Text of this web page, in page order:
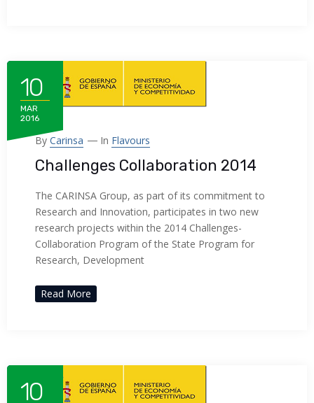
10
MAR
2016
By Carinsa In Flavours
Challenges Collaboration 2014
The CARINSA Group, as part of its commitment to
Research and Innovation, participates in two new
research projects within the 2014 Challenges-
Collaboration Program of the State Program for
Research, Development
Read More
10